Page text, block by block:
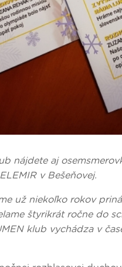
nájdete aj
v Bešeňovej.
už niekoľko rokov
štyrikrát ročne do
klub vychádza v